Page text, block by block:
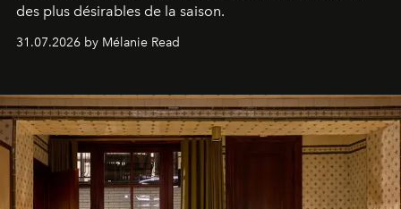
des plus désirables de la saison.
31.07.2026 by Mélanie Read